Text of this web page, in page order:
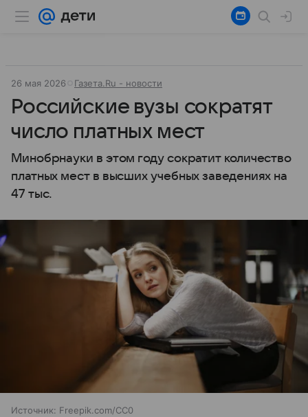
26 мая 2026 Газета.Ru - новости
Российские вузы сократят
число платных мест
Минобрнауки в этом году сократит количество
платных мест в высших учебных заведениях на
47 тыс.
Источник: Freepik.com/CC0